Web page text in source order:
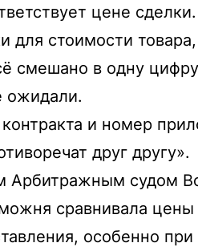
цене сделки.
стоимости
смешано в одну
ожидали.
и номер
друг другу».
судом
сравнивала
особенно